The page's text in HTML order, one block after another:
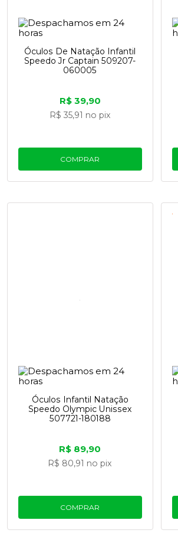
Óculos De Natação Infantil
Speedo Jr Captain 509207-
060005
R$ 39,90
R$ 35,91 no pix
COMPRAR
Óculos Infantil Natação
Speedo Olympic Unissex
507721-180188
R$ 89,90
R$ 80,91 no pix
COMPRAR